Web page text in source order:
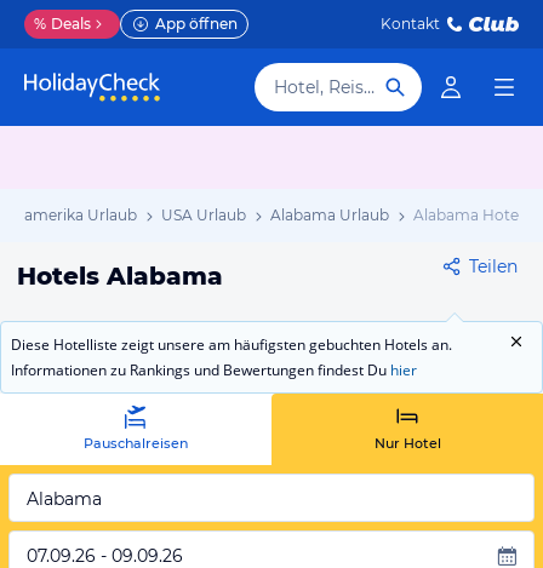
% Deals App öffnen Kontakt
Hotel, Reiseziel
Urlaub USA Urlaub Alabama Urlaub Alabama Hotels
Hotels Alabama Teilen
Diese Hotelliste zeigt unsere am häufigsten gebuchten Hotels an.
Informationen zu Rankings und Bewertungen findest Du hier
Pauschalreisen Nur Hotel
Alabama
07.09.26 - 09.09.26